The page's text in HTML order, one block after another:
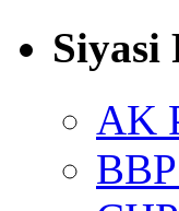
Siyasi
AK